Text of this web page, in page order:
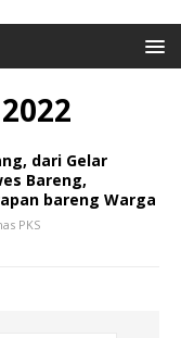
dari Gelar
Bareng,
bareng Warga
PKS